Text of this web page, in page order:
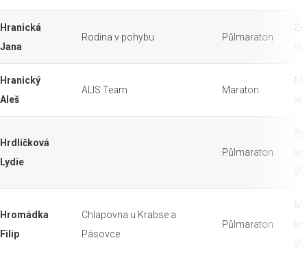
Hranická
Jana
Rodina v pohybu Půlmaraton
Hranický
Aleš
ALIS Team Maraton
Hrdličková
Lydie
Půlmaraton
Hromádka
Filip
Chlapovna u Krabse a
Pásovce
Půlmaraton